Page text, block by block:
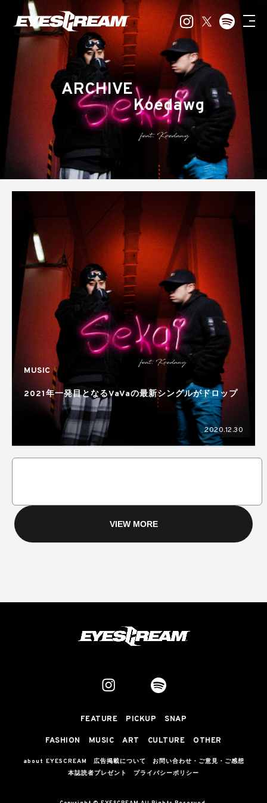
ARCHIVE
Koedawg
MUSIC
2021年一発目となるVaVaの最新シングルがドロップ
2020.12.30
VIEW MORE
FEATURE PICKUP SNAP
FASHION MUSIC ART CULTURE OTHER
about EYESCREAM 広告掲載について
お問い合わせ・ご意見・ご感想
本誌読者プレゼント
プライバシーポリシー